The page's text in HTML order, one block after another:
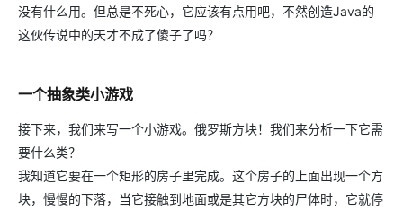
没有什么用。但总是不死心，它应该有点用吧，不然创造Java的
这伙传说中的天才不成了傻子了吗？
一个抽象类小游戏
接下来，我们来写一个小游戏。俄罗斯方块！我们来分析一下它需
要什么类？
我知道它要在一个矩形的房子里完成。这个房子的上面出现一个方
块，慢慢的下落，当它接触到地面或是其它方块的尸体时，它就停